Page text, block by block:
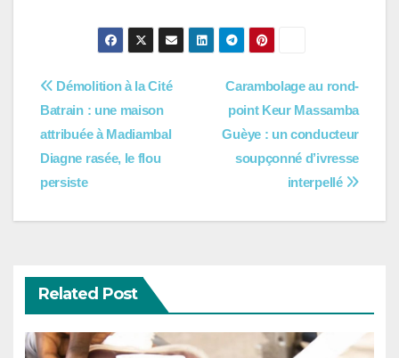
Navigation
de
l’article
Carambolage au rond-
point Keur Massamba
Guèye : un conducteur
soupçonné d’ivresse
interpellé
Démolition à la Cité
Batrain : une maison
attribuée à Madiambal
Diagne rasée, le flou
persiste
Related Post